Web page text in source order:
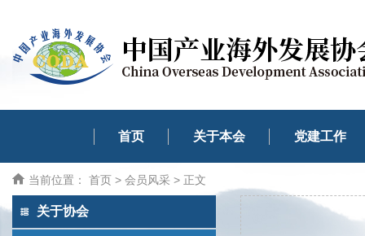
首页 关于本会 党建工作
当前位置： 首页 > 会员风采 > 正文
关于协会